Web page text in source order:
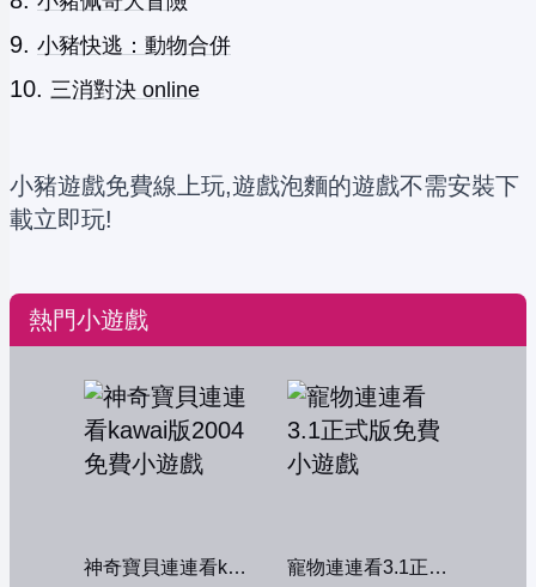
小豬快逃：動物合併
三消對決 online
小豬遊戲免費線上玩,遊戲泡麵的遊戲不需安裝下
載立即玩!
熱門小遊戲
神奇寶貝連連看kawai版2004 寵物連連看3.1正式版